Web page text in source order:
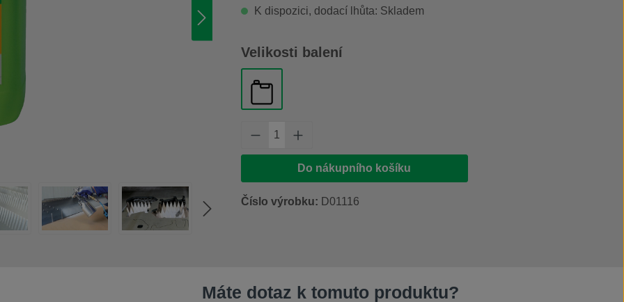
K dispozici, dodací lhůta: Skladem
Vyberte
Velikosti balení
Množství produktu: Zadejte požadované
Do nákupního košíku
Číslo výrobku: D01116
Máte dotaz k tomuto produktu?